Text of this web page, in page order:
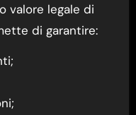
valore legale di
di garantire: